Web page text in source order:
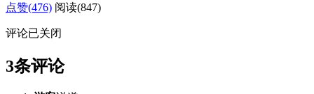
点赞(476) 阅读(847)
评论已关闭
3条评论